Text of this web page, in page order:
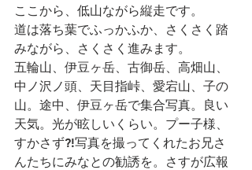
ここから、低山ながら縦走です。
道は落ち葉でふっかふか、さくさく踏
みながら、さくさく進みます。
五輪山、伊豆ヶ岳、古御岳、高畑山、
中ノ沢ノ頭、天目指峠、愛宕山、子の
山。途中、伊豆ヶ岳で集合写真。良い
天気。光が眩しいくらい。プー子様、
すかさず?!写真を撮ってくれたお兄さ
んたちにみなとの勧誘を。さすが広報